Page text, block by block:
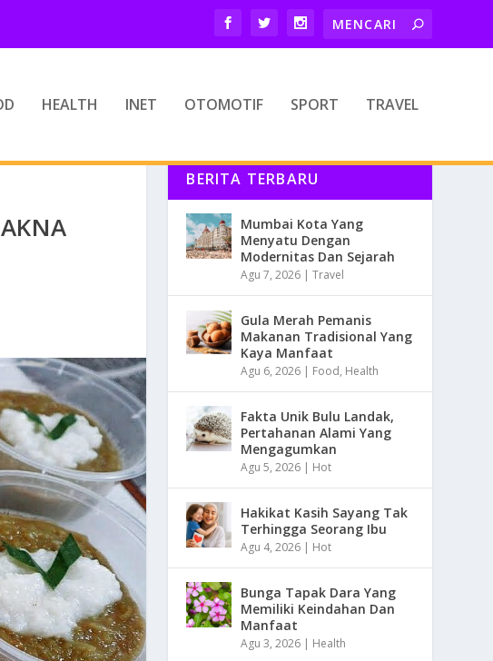
HEALTH INET OTOMOTIF SPORT TRAVEL
BERITA TERBARU
Mumbai Kota Yang
Menyatu Dengan
Modernitas Dan Sejarah
Agu 7, 2026 |Travel
Gula Merah Pemanis
Makanan Tradisional Yang
Kaya Manfaat
Agu 6, 2026 | Food, Health
Fakta Unik Bulu Landak,
Pertahanan Alami Yang
Mengagumkan
Agu 5, 2026 | Hot
Hakikat Kasih Sayang Tak
Terhingga Seorang Ibu
Agu 4, 2026 | Hot
Bunga Tapak Dara Yang
Memiliki Keindahan Dan
Manfaat
Agu 3, 2026 | Health